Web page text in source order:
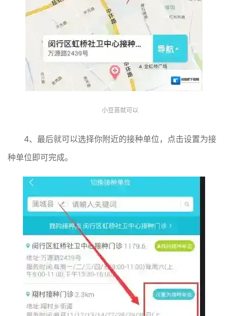
小豆苗就可以
4、最后就可以选择你附近的接种单位，点击设置为接
种单位即可完成。